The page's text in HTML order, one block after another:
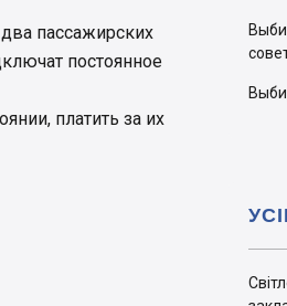
пассажирских
постоянное
платить за их